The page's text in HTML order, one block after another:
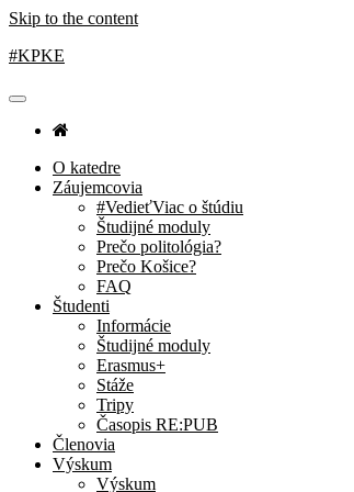
Skip to the content
#KPKE
O katedre
Záujemcovia
#VedieťViac o štúdiu
Študijné moduly
Prečo politológia?
Prečo Košice?
FAQ
Študenti
Informácie
Študijné moduly
Erasmus+
Stáže
Tripy
Časopis RE:PUB
Členovia
Výskum
Výskum